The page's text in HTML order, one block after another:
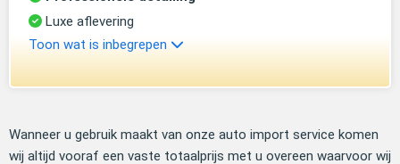
Luxe aflevering
Toon wat is inbegrepen
Wanneer u gebruik maakt van onze auto import service komen
wij altijd vooraf een vaste totaalprijs met u overeen waarvoor wij